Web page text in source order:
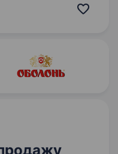
медицини,